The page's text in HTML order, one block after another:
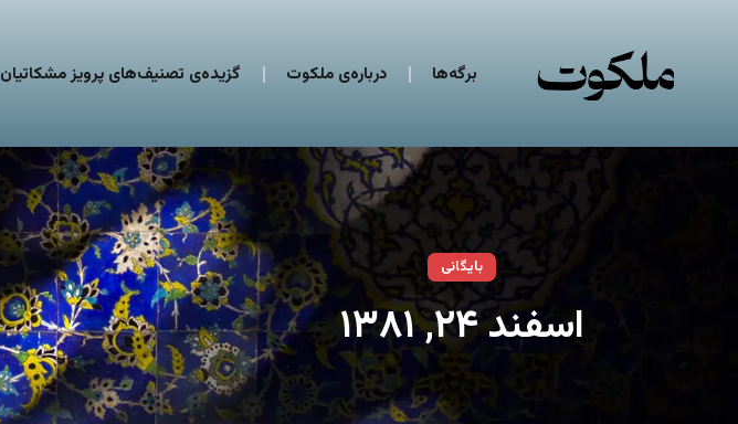
برگه‌ها درباره‌ی ملکوت گزیده‌ی تصنیف‌های پرویز مشکاتیان
بایگانی
اسفند ۲۴, ۱۳۸۱